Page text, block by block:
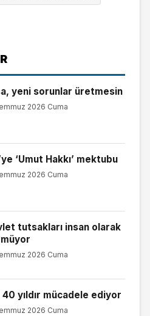
yeni sorunlar üretmesin
2026 Cuma
‘Umut Hakkı’ mektubu
2026 Cuma
tutsakları insan olarak
2026 Cuma
40 yıldır mücadele ediyor
2026 Cuma